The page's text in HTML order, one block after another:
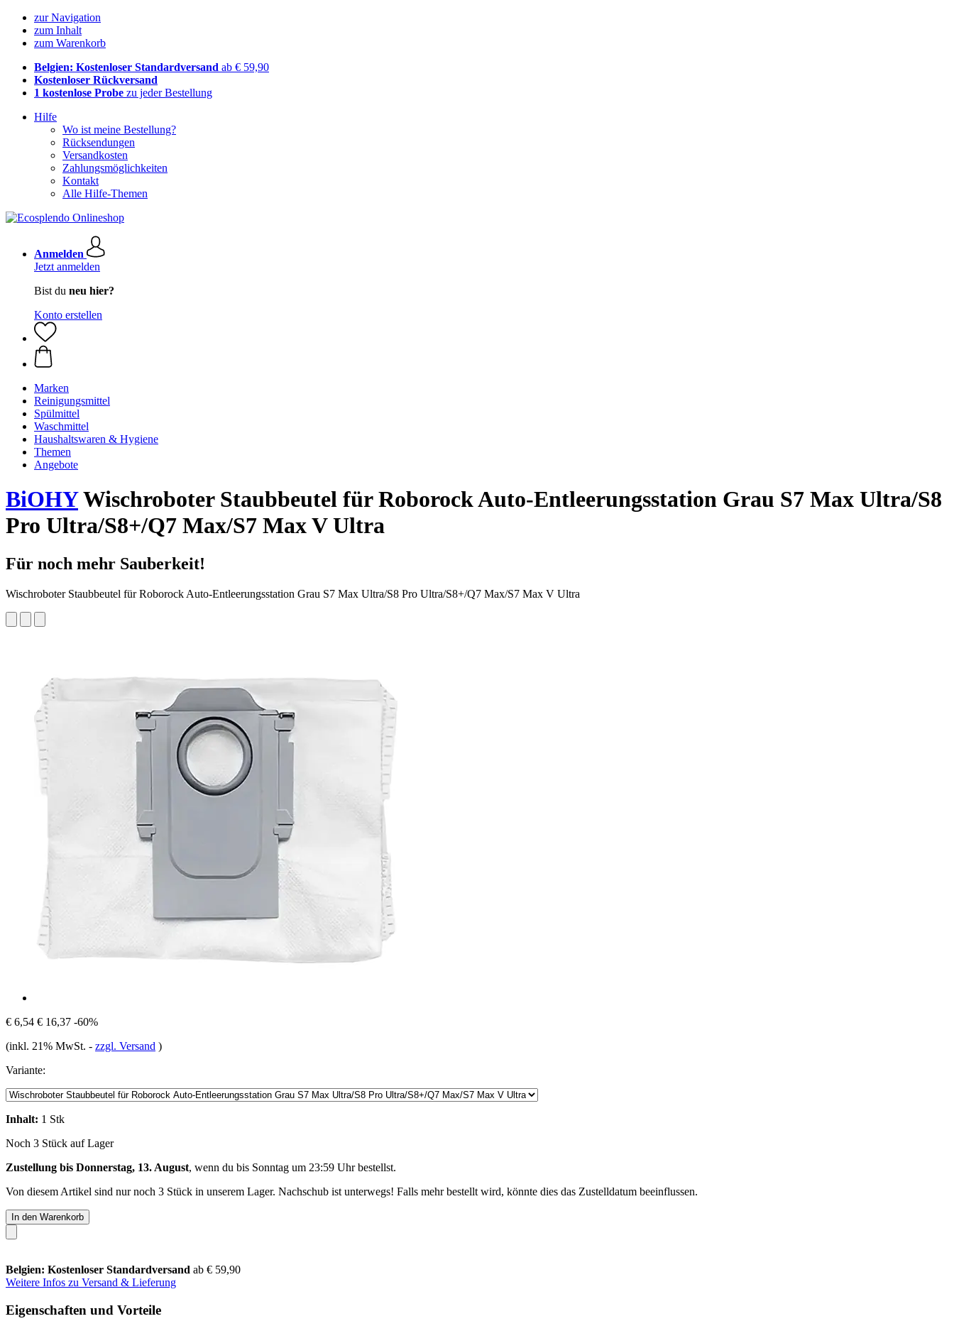
zur Navigation
zum Inhalt
zum Warenkorb
Belgien: Kostenloser Standardversand ab € 59,90
Kostenloser Rückversand
1 kostenlose Probe zu jeder Bestellung
Hilfe
Wo ist meine Bestellung?
Rücksendungen
Versandkosten
Zahlungsmöglichkeiten
Kontakt
Alle Hilfe-Themen
Anmelden
Jetzt anmelden
Bist du neu hier?
Konto erstellen
Marken
Reinigungsmittel
Spülmittel
Waschmittel
Haushaltswaren & Hygiene
Themen
Angebote
BiOHYWischroboter Staubbeutel für Roborock Auto-Entleerungsstation Grau S7 Max Ultra/S8
Pro Ultra/S8+/Q7 Max/S7 Max V Ultra
Für noch mehr Sauberkeit!
Wischroboter Staubbeutel für Roborock Auto-Entleerungsstation Grau S7 Max Ultra/S8 Pro Ultra/S8+/Q7 Max/S7 Max V Ultra
€ 6,54 € 16,37 -60%
(inkl. 21% MwSt. - zzgl. Versand )
Variante:
Inhalt: 1 Stk
Noch 3 Stück auf Lager
Zustellung bis Donnerstag, 13. August, wenn du bis Sonntag um 23:59 Uhrbestellst.
Von diesem Artikel sind nur noch 3 Stück in unserem Lager. Nachschub ist unterwegs! Falls mehr bestellt wird, könnte dies das Zustelldatum beeinflussen.
In den Warenkorb
Belgien: Kostenloser Standardversand ab € 59,90
Weitere Infos zu Versand & Lieferung
Eigenschaften und Vorteile